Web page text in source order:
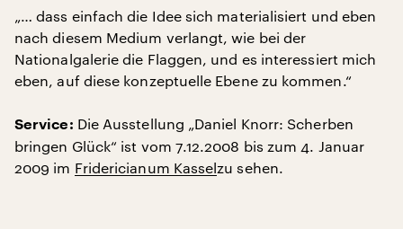
„… dass einfach die Idee sich materialisiert und eben
nach diesem Medium verlangt, wie bei der
Nationalgalerie die Flaggen, und es interessiert mich
eben, auf diese konzeptuelle Ebene zu kommen.“
Service: Die Ausstellung „Daniel Knorr: Scherben
bringen Glück“ ist vom 7.12.2008 bis zum 4. Januar
2009 im Fridericianum Kasselzu sehen.